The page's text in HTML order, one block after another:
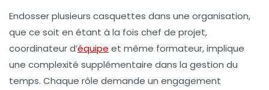
Endosser plusieurs casquettes dans une organisation,
que ce soit en étant à la fois chef de projet,
coordinateur d’équipe et même formateur, implique
une complexité supplémentaire dans la gestion du
temps. Chaque rôle demande un engagement